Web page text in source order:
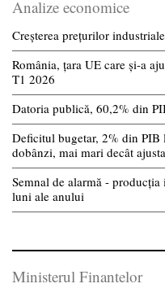
Analize economice
Creșterea prețurilor
România, țara UE care și-a
T1 2026
Datoria publică, 60,2% din
Deficitul bugetar, 2% din PIB
dobânzi, mai mari decât
Semnal de alarmă -
luni ale anului
Ministerul Finantelor